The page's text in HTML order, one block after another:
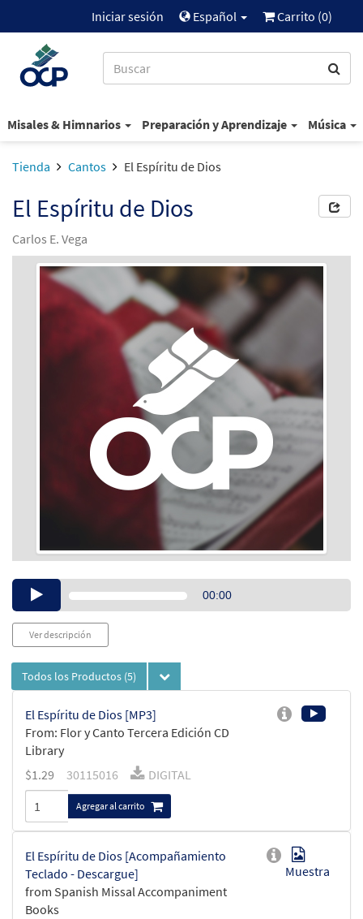
Iniciar sesión Español Carrito (0)
Misales & Himnarios Preparación y Aprendizaje Música
Tienda Cantos El Espíritu de Dios
El Espíritu de Dios
Carlos E. Vega
Audio00:00
Ver descripción
Todos los Productos (5)
El Espíritu de Dios [MP3]
From: Flor y Canto Tercera Edición CD
Library
$1.29 30115016 DIGITAL
Agregar al carrito
El Espíritu de Dios [Acompañamiento
Teclado - Descargue]
from Spanish Missal Accompaniment
Books
Muestra